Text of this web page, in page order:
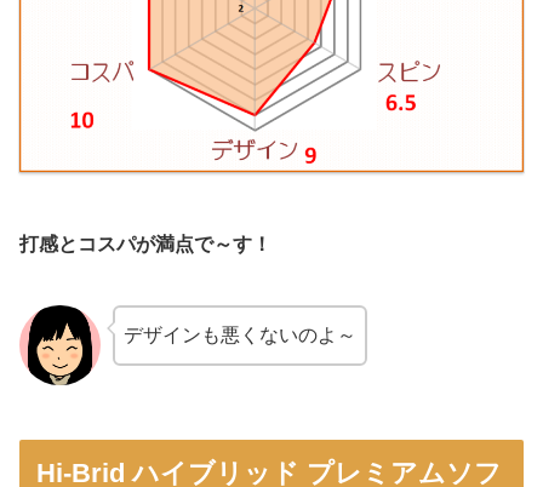
打感とコスパが満点で～す！
デザインも悪くないのよ～
Hi-Brid ハイブリッド プレミアムソフ